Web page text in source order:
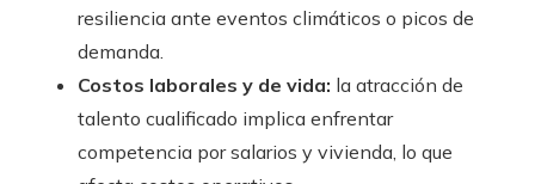
resiliencia ante eventos climáticos o picos de
demanda.
Costos laborales y de vida: la atracción de
talento cualificado implica enfrentar
competencia por salarios y vivienda, lo que